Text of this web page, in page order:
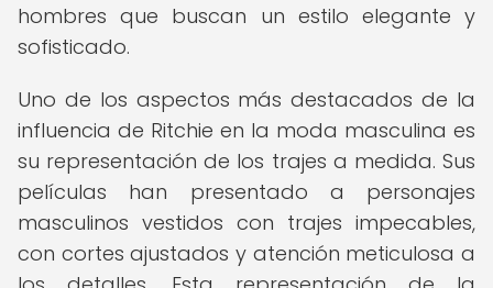
hombres que buscan un estilo elegante y
sofisticado.
Uno de los aspectos más destacados de la
influencia de Ritchie en la moda masculina es
su representación de los trajes a medida. Sus
películas han presentado a personajes
masculinos vestidos con trajes impecables,
con cortes ajustados y atención meticulosa a